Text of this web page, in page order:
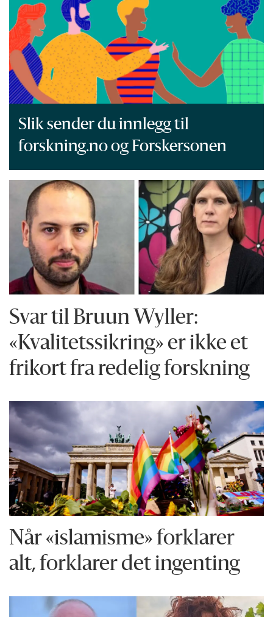
Slik sender du innlegg til
forskning.no og Forskersonen
Svar til Bruun Wyller:
«Kvalitetssikring» er ikke et
frikort fra redelig forskning
Når «islamisme» forklarer
alt, forklarer det ingenting